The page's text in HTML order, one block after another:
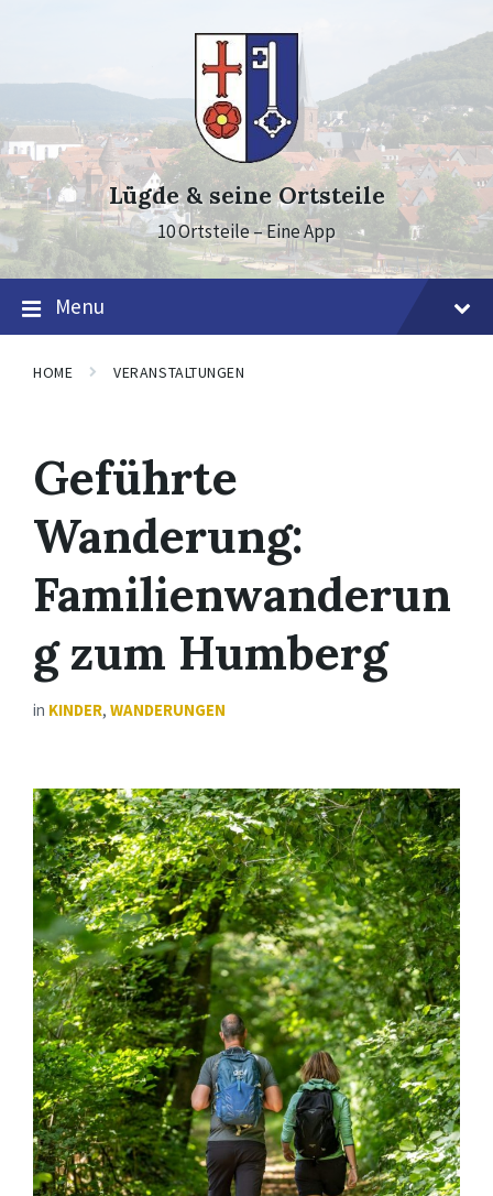
Lügde & seine Ortsteile
10 Ortsteile – Eine App
Menu
HOME VERANSTALTUNGEN
Geführte
Wanderung:
Familienwanderun
g zum Humberg
in KINDER, WANDERUNGEN